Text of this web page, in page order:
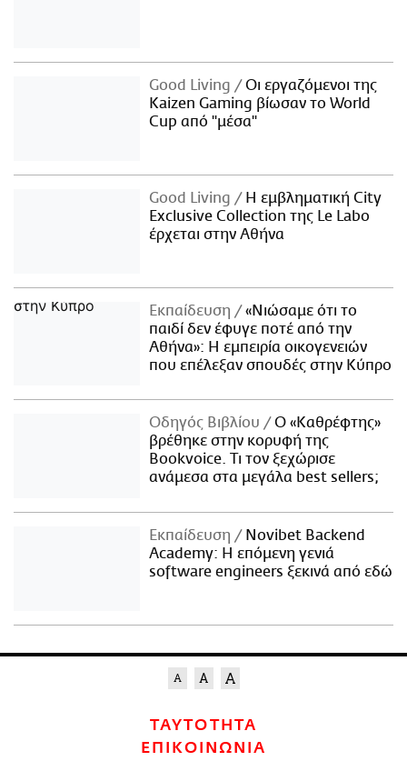
Good Living
Οι εργαζόμενοι της
Kaizen Gaming βίωσαν το World
Cup από "μέσα"
Good Living
Η εμβληματική City
Exclusive Collection της Le Labo
έρχεται στην Αθήνα
Εκπαίδευση
«Νιώσαμε ότι το
παιδί δεν έφυγε ποτέ από την
Αθήνα»: Η εμπειρία οικογενειών
που επέλεξαν σπουδές στην Κύπρο
Οδηγός Βιβλίου
Ο «Καθρέφτης»
βρέθηκε στην κορυφή της
Bookvoice. Τι τον ξεχώρισε
ανάμεσα στα μεγάλα best sellers;
Εκπαίδευση
Novibet Backend
Academy: Η επόμενη γενιά
software engineers ξεκινά από εδώ
ΤΑΥΤΟΤΗΤΑ
ΕΠΙΚΟΙΝΩΝΙΑ